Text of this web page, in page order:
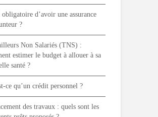
d’avoir une assurance
?
Non Salariés (TNS) :
estimer le budget à allouer à sa
santé ?
ce qu’un crédit personnel ?
des travaux : quels sont les